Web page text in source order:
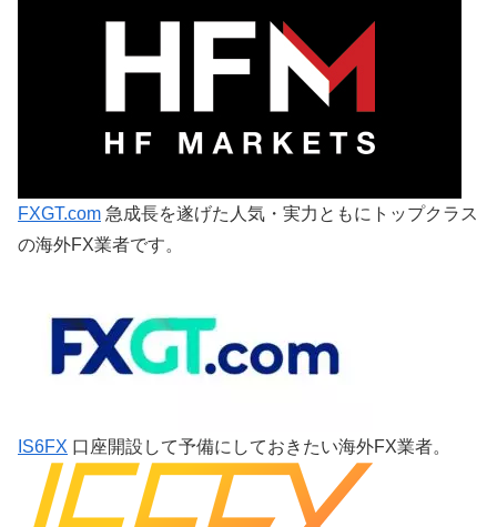
FXGT.com 急成長を遂げた人気・実力ともにトップクラス
の海外FX業者です。
IS6FX 口座開設して予備にしておきたい海外FX業者。